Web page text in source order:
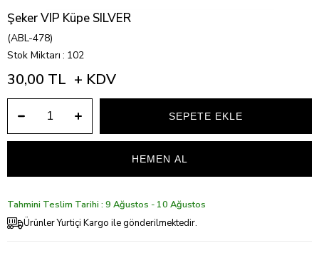
Şeker VIP Küpe SILVER
(ABL-478)
Stok Miktarı : 102
30,00 TL + KDV
Tahmini Teslim Tarihi : 9 Ağustos - 10 Ağustos
Ürünler Yurtiçi Kargo ile gönderilmektedir.